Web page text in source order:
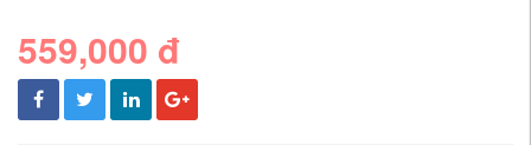
559,000 đ